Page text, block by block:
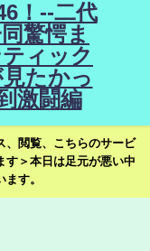
！--二代
驚愕ま
ィック
たかっ
激闘編
、閲覧、こちらのサービ
す＞本日は足元が悪い中
す。